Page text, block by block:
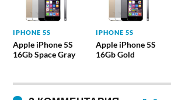
IPHONE 5S
Apple iPhone 5S
16Gb Space Gray
IPHONE 5S
Apple iPhone 5S
16Gb Gold